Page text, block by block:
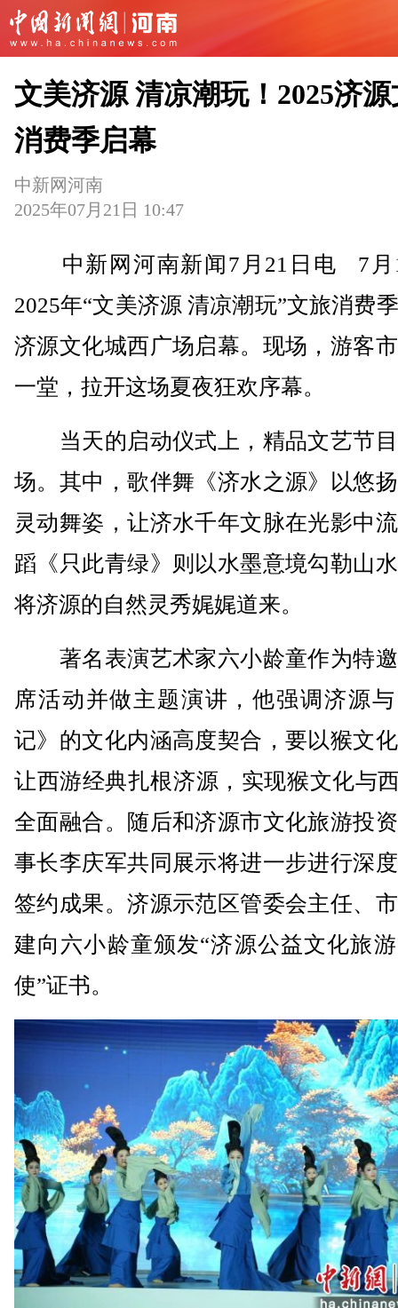
文美济源 清凉潮玩！2025济
消费季启幕
中新网河南
2025年07月21日 10:47
中新网河南新闻7月21日电 7月
2025年“文美济源 清凉潮玩”文旅消费
济源文化城西广场启幕。现场，游客
一堂，拉开这场夏夜狂欢序幕。
当天的启动仪式上，精品文艺节
场。其中，歌伴舞《济水之源》以悠
灵动舞姿，让济水千年文脉在光影中
蹈《只此青绿》则以水墨意境勾勒山
将济源的自然灵秀娓娓道来。
著名表演艺术家六小龄童作为特
席活动并做主题演讲，他强调济源
记》的文化内涵高度契合，要以猴文
让西游经典扎根济源，实现猴文化与
全面融合。随后和济源市文化旅游投
事长李庆军共同展示将进一步进行深
签约成果。济源示范区管委会主任、
建向六小龄童颁发“济源公益文化旅
使”证书。